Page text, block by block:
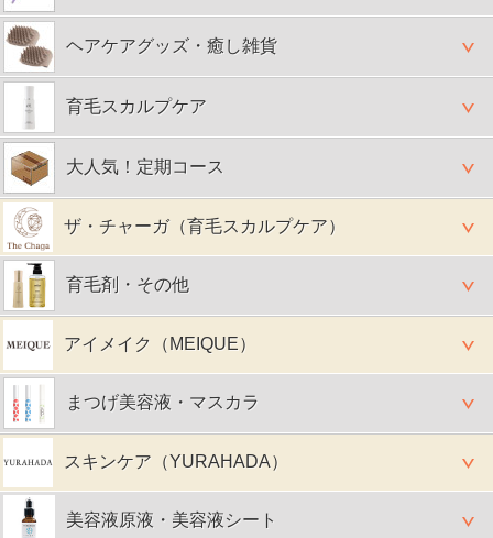
ヘアケアグッズ・癒し雑貨
育毛スカルプケア
大人気！定期コース
ザ・チャーガ（育毛スカルプケア）
育毛剤・その他
アイメイク（MEIQUE）
まつげ美容液・マスカラ
スキンケア（YURAHADA）
美容液原液・美容液シート